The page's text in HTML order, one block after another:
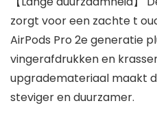
zorgt voor een zachte t
AirPods Pro 2e generatie
vingerafdrukken en
upgrademateriaal maakt
steviger en duurzamer.